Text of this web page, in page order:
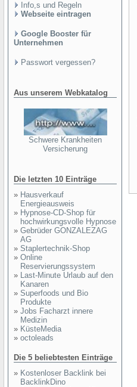
Info,s und Regeln
Webseite eintragen
Google Booster für
Unternehmen
Passwort vergessen?
Aus unserem Webkatalog
Schwere Krankheiten
Versicherung
Die letzten 10 Einträge
» Hausverkauf
Energieausweis
» Hypnose-CD-Shop für
hochwirkungsvolle Hypnose
» Gebrüder GONZALEZAG
AG
» Staplertechnik-Shop
» Online
Reservierungssystem
» Last-Minute Urlaub auf den
Kanaren
» Superfoods und Bio
Produkte
» Jobs Facharzt innere
Medizin
» KüsteMedia
» octoleads
Die 5 beliebtesten Einträge
» Kostenloser Backlink bei
BacklinkDino